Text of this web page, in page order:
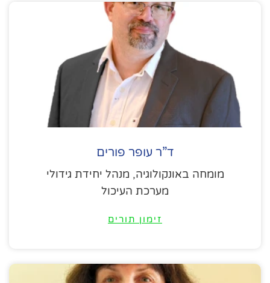
ד”ר עופר פורים
מומחה באונקולוגיה, מנהל יחידת גידולי
מערכת העיכול
זימון תורים